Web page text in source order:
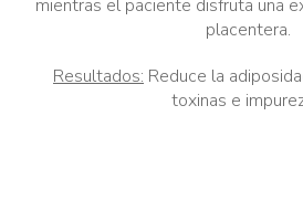
mientras el paciente disfruta una
placentera.
Resultados: Reduce la
toxinas e